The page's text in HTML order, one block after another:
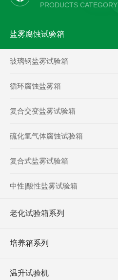
PRODUCTS CATEGORY
盐雾腐蚀试验箱
玻璃钢盐雾试验箱
循环腐蚀盐雾箱
复合交变盐雾试验箱
硫化氢气体腐蚀试验箱
复合式盐雾试验箱
中性|酸性盐雾试验箱
老化试验箱系列
培养箱系列
温升试验机